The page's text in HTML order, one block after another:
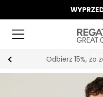
Odbierz 15%, za